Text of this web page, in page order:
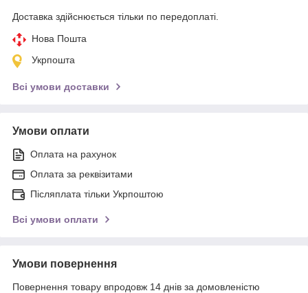
Доставка здійснюється тільки по передоплаті.
Нова Пошта
Укрпошта
Всі умови доставки
Умови оплати
Оплата на рахунок
Оплата за реквізитами
Післяплата тільки Укрпоштою
Всі умови оплати
Умови повернення
Повернення товару впродовж 14 днів за домовленістю